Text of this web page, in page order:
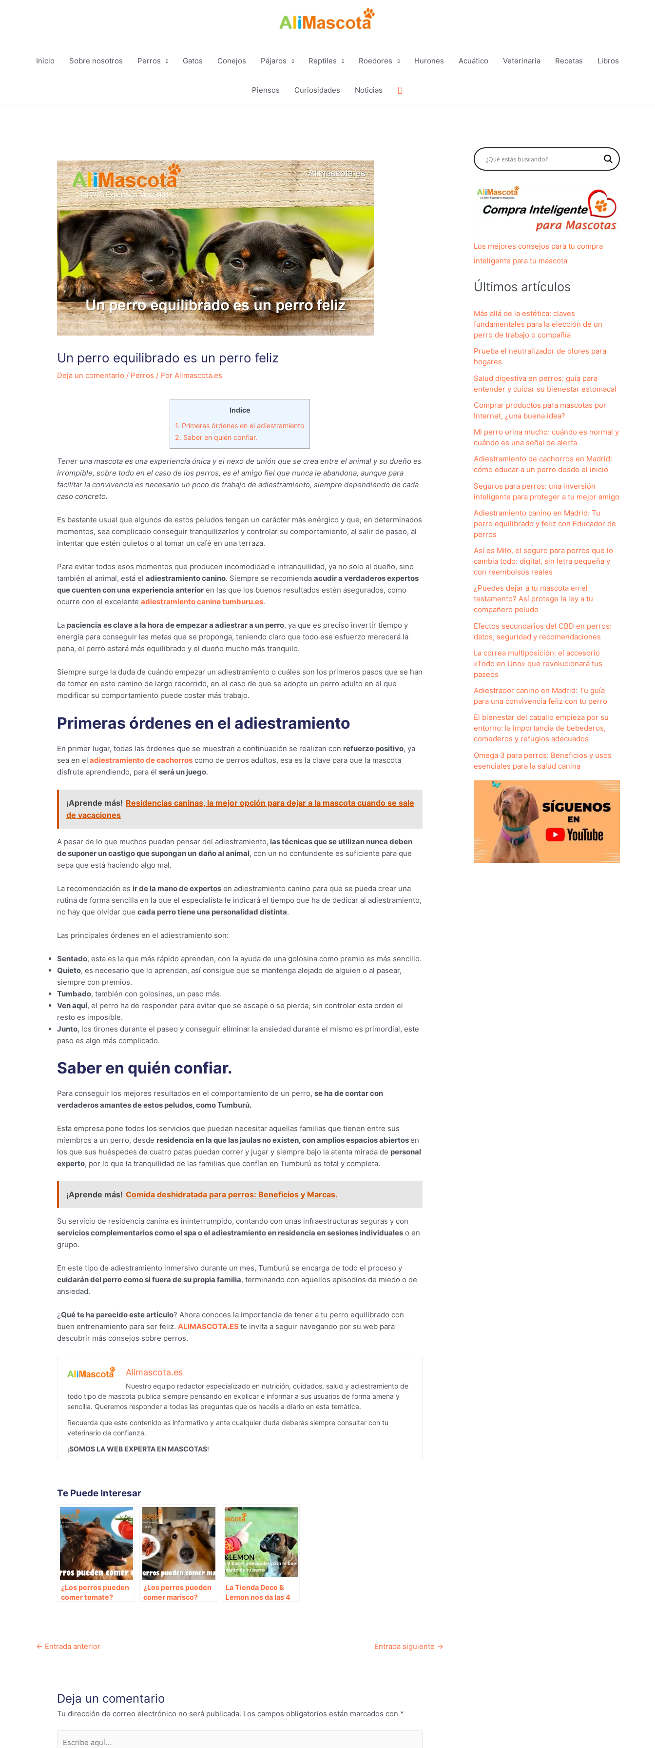
Inicio Sobre nosotros Perros Gatos Conejos Pájaros Reptiles Roedores Hurones Acuático Veterinaria Recetas Libros
Piensos Curiosidades Noticias Buscar
Un perro equilibrado es un perro feliz
Deja un comentario / Perros / Por Alimascota.es
Indice
1. Primeras órdenes en el adiestramiento
2. Saber en quién confiar.
Tener una mascota es una experiencia única y el nexo de unión que se crea entre el animal y su dueño es
irrompible, sobre todo en el caso de los perros, es el amigo fiel que nunca le abandona, aunque para
facilitar la convivencia es necesario un poco de trabajo de adiestramiento, siempre dependiendo de cada
caso concreto.
Es bastante usual que algunos de estos peludos tengan un carácter más enérgico y que, en determinados
momentos, sea complicado conseguir tranquilizarlos y controlar su comportamiento, al salir de paseo, al
intentar que estén quietos o al tomar un café en una terraza.
Para evitar todos esos momentos que producen incomodidad e intranquilidad, ya no solo al dueño, sino
también al animal, está el adiestramiento canino. Siempre se recomienda acudir a verdaderos expertos
que cuenten con una experiencia anterior en las que los buenos resultados estén asegurados, como
ocurre con el excelente adiestramiento canino tumburu.es.
La paciencia es clave a la hora de empezar a adiestrar a un perro, ya que es preciso invertir tiempo y
energía para conseguir las metas que se proponga, teniendo claro que todo ese esfuerzo merecerá la
pena, el perro estará más equilibrado y el dueño mucho más tranquilo.
Siempre surge la duda de cuándo empezar un adiestramiento o cuáles son los primeros pasos que se han
de tomar en este camino de largo recorrido, en el caso de que se adopte un perro adulto en el que
modificar su comportamiento puede costar más trabajo.
Primeras órdenes en el adiestramiento
En primer lugar, todas las órdenes que se muestran a continuación se realizan con refuerzo positivo, ya
sea en el adiestramiento de cachorros como de perros adultos, esa es la clave para que la mascota
disfrute aprendiendo, para él será un juego.
¡Aprende más! Residencias caninas, la mejor opción para dejar a la mascota cuando se sale
de vacaciones
A pesar de lo que muchos puedan pensar del adiestramiento, las técnicas que se utilizan nunca deben
de suponer un castigo que supongan un daño al animal, con un no contundente es suficiente para que
sepa que está haciendo algo mal.
La recomendación es ir de la mano de expertos en adiestramiento canino para que se pueda crear una
rutina de forma sencilla en la que el especialista le indicará el tiempo que ha de dedicar al adiestramiento,
no hay que olvidar que cada perro tiene una personalidad distinta.
Las principales órdenes en el adiestramiento son:
Sentado, esta es la que más rápido aprenden, con la ayuda de una golosina como premio es más sencillo.
Quieto, es necesario que lo aprendan, así consigue que se mantenga alejado de alguien o al pasear,
siempre con premios.
Tumbado, también con golosinas, un paso más.
Ven aquí, el perro ha de responder para evitar que se escape o se pierda, sin controlar esta orden el
resto es imposible.
Junto, los tirones durante el paseo y conseguir eliminar la ansiedad durante el mismo es primordial, este
paso es algo más complicado.
Saber en quién confiar.
Para conseguir los mejores resultados en el comportamiento de un perro, se ha de contar con
verdaderos amantes de estos peludos, como Tumburú.
Esta empresa pone todos los servicios que puedan necesitar aquellas familias que tienen entre sus
miembros a un perro, desde residencia en la que las jaulas no existen, con amplios espacios abiertosen
los que sus huéspedes de cuatro patas puedan correr y jugar y siempre bajo la atenta mirada de personal
experto, por lo que la tranquilidad de las familias que confían en Tumburú es total y completa.
¡Aprende más! Comida deshidratada para perros: Beneficios y Marcas.
Su servicio de residencia canina es ininterrumpido, contando con unas infraestructuras seguras y con
servicios complementarios como el spa o el adiestramiento en residencia en sesiones individuales o en
grupo.
En este tipo de adiestramiento inmersivo durante un mes, Tumburú se encarga de todo el proceso y
cuidarán del perro como si fuera de su propia familia, terminando con aquellos episodios de miedo o de
ansiedad.
¿Qué te ha parecido este artículo? Ahora conoces la importancia de tener a tu perro equilibrado con
buen entrenamiento para ser feliz. ALIMASCOTA.ESte invita a seguir navegando por su web para
descubrir más consejos sobre perros.
Alimascota.es
Nuestro equipo redactor especializado en nutrición, cuidados, salud y adiestramiento de
todo tipo de mascota publica siempre pensando en explicar e informar a sus usuarios de forma amena y
sencilla. Queremos responder a todas las preguntas que os hacéis a diario en esta temática.
Recuerda que este contenido es informativo y ante cualquier duda deberás siempre consultar con tu
veterinario de confianza.
¡SOMOS LA WEB EXPERTA EN MASCOTAS!
Te Puede Interesar
¿Los perros pueden
comer tomate?
¿Los perros pueden
comer marisco?
La Tienda Deco &
Lemon nos da las 4
Navegación
← Entrada anterior Entrada siguiente →
Deja un comentario
Tu dirección de correo electrónico no será publicada. Los campos obligatorios están marcados con *
Los mejores consejos para tu compra
inteligente para tu mascota
Últimos artículos
Más allá de la estética: claves
fundamentales para la elección de un
perro de trabajo o compañía
Prueba el neutralizador de olores para
hogares
Salud digestiva en perros: guía para
entender y cuidar su bienestar estomacal
Comprar productos para mascotas por
Internet, ¿una buena idea?
Mi perro orina mucho: cuándo es normal y
cuándo es una señal de alerta
Adiestramiento de cachorros en Madrid:
cómo educar a un perro desde el inicio
Seguros para perros: una inversión
inteligente para proteger a tu mejor amigo
Adiestramiento canino en Madrid: Tu
perro equilibrado y feliz con Educador de
perros
Así es Milo, el seguro para perros que lo
cambia todo: digital, sin letra pequeña y
con reembolsos reales
¿Puedes dejar a tu mascota en el
testamento? Así protege la ley a tu
compañero peludo
Efectos secundarios del CBD en perros:
datos, seguridad y recomendaciones
La correa multiposición: el accesorio
«Todo en Uno» que revolucionará tus
paseos
Adiestrador canino en Madrid: Tu guía
para una convivencia feliz con tu perro
El bienestar del caballo empieza por su
entorno: la importancia de bebederos,
comederos y refugios adecuados
Omega 3 para perros: Beneficios y usos
esenciales para la salud canina